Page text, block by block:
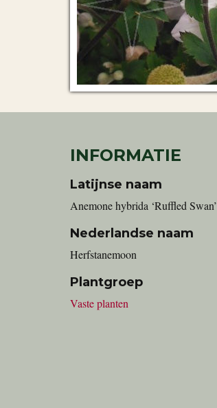
INFORMATIE
Latijnse naam
Anemone hybrida ‘Ruffled Swan’
Nederlandse naam
Herfstanemoon
Plantgroep
Vaste planten